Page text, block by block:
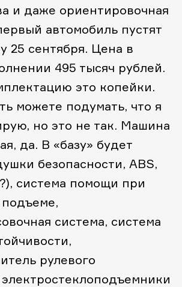
и даже ориентировочная
автомобиль пустят
25 сентября. Цена в
495 тысяч рублей.
это копейки.
можете подумать, что я
но это не так. Машина
да. В «базу» будет
безопасности, ABS,
система помощи при
система, система
рулевого